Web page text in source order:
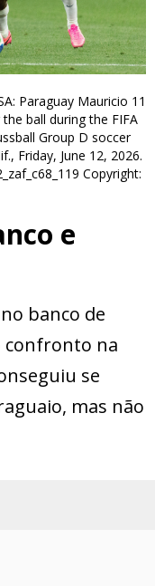
Paraguay Mauricio 11
ball during the FIFA
Group D soccer
Friday, June 12, 2026.
Copyright:
e
banco de
confronto na
se
mas não